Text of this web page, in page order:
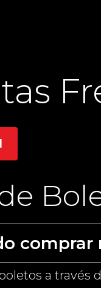
comprar
a través